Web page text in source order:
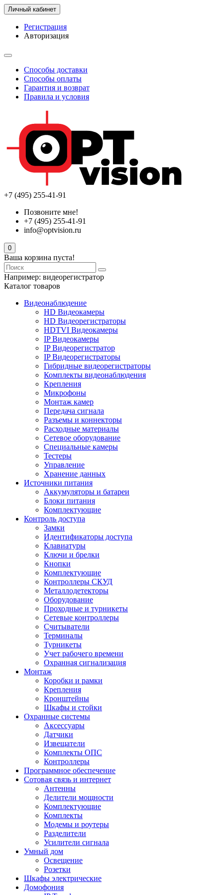
Личный кабинет
Регистрация
Авторизация
Способы доставки
Способы оплаты
Гарантия и возврат
Правила и условия
+7 (495) 255-41-91
Позвоните мне!
+7 (495) 255-41-91
info@optvision.ru
0
Ваша корзина пуста!
Например: видеорегистратор
Каталог товаров
Видеонаблюдение
HD Видеокамеры
HD Видеорегистраторы
HDTVI Видеокамеры
IP Видеокамеры
IP Видеорегистратор
IP Видеорегистраторы
Гибридные видеорегистраторы
Комплекты видеонаблюдения
Крепления
Микрофоны
Монтаж камер
Передача сигнала
Разъемы и коннекторы
Расходные материалы
Сетевое оборудование
Специальные камеры
Тестеры
Управление
Хранение данных
Источники питания
Аккумуляторы и батареи
Блоки питания
Комплектующие
Контроль доступа
Замки
Идентификаторы доступа
Клавиатуры
Ключи и брелки
Кнопки
Комплектующие
Контроллеры СКУД
Металлодетекторы
Оборудование
Проходные и турникеты
Сетевые контроллеры
Считыватели
Терминалы
Турникеты
Учет рабочего времени
Охранная сигнализация
Монтаж
Коробки и рамки
Крепления
Кронштейны
Шкафы и стойки
Охранные системы
Аксессуары
Датчики
Извещатели
Комплекты ОПС
Контроллеры
Программное обеспечение
Сотовая связь и интернет
Антенны
Делители мощности
Комплектующие
Комплекты
Модемы и роутеры
Разделители
Усилители сигнала
Умный дом
Освещение
Розетки
Шкафы электрические
Домофония